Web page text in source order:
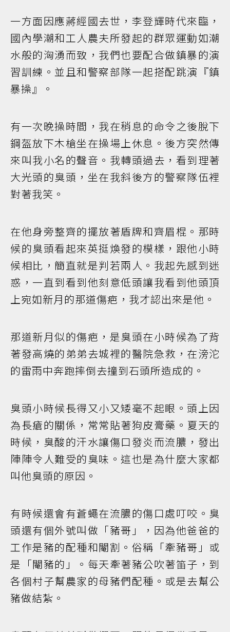
一方面因應蔣經國去世，李登輝時代來臨，
國內學潮和工人農夫所發起的群眾運動如潮
水般的洶湧而致，我們也要配合做鎮暴的演
習訓練。並且和警察部隊一起搭配跳演『鎮
暴操』。
有一次晚操時間，我在稍息的命令之後脫下
鋼盔放下木槍坐在操場上休息。後方突然傳
來叫我小名的聲音。我轉頭過去，看到理著
大光頭的臭頭，坐在我斜後方的警察隊伍裡
對著我笑。
在他身旁整齊的擺放著盾牌和齊眉棍。那時
候的臭頭看起來英挺煥發的模樣，跟他小時
候相比，簡直就是判若兩人。我起先感到迷
惑，一直到看到他刻意低頭讓我看到他頭頂
上宛如新月的那道傷疤，我才認出來是他。
那道新月似的傷疤，是臭頭在小時候為了背
著發高燒的弟弟去城裡的醫院急救，在滂沱
的雷雨中奔跑摔倒去撞到石頭所造成的。
臭頭小時候長得又小又矮毫不起眼。頭上因
為長瘡的關係，常常貼著狗皮膏藥。夏天的
時候，臭酸的汗水讓傷口發炎而流膿，發出
陣陣令人難受的臭味。這也是為什麼大家都
叫他臭頭的原因。
有時候還會有蒼蠅在流膿的傷口處叮咬。臭
頭還有個外號叫做「豬哥」，因為他爸爸的
工作是豬的配種和閹割。俗稱「牽豬哥」或
是「閹豬的」。每天牽著豬公吹著笛子，到
各個村子幫農家的母豬們配種。或是去幫公
豬做結紮。